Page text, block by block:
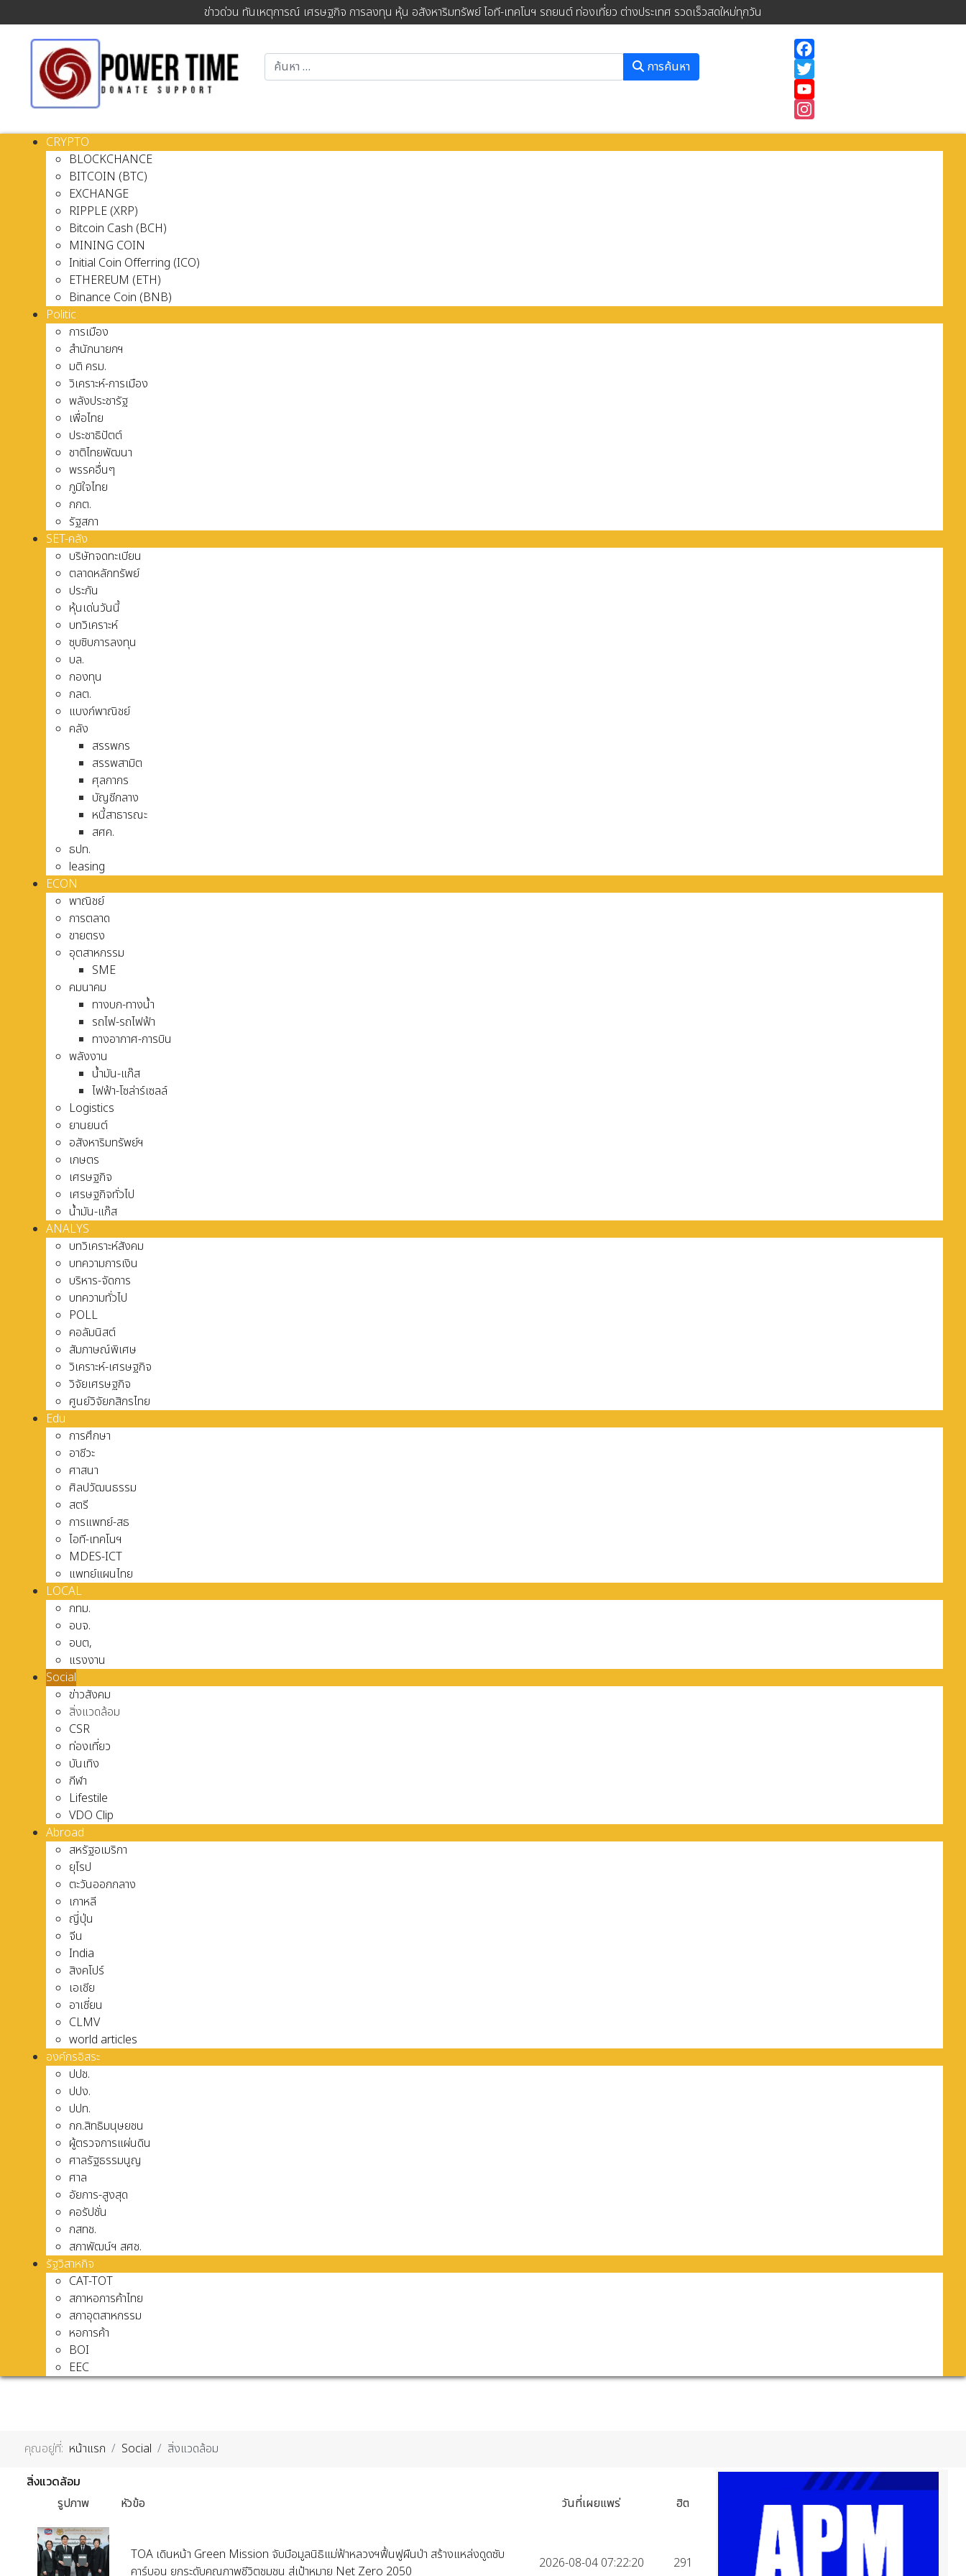
ข่าวด่วน ทันเหตุการณ์ เศรษฐกิจ การลงทุน หุ้น อสังหาริมทรัพย์ ไอที-เทคโนฯ รถยนต์ ท่องเที่ยว ต่างประเทศ รวดเร็วสดใหม่ทุกวัน
การค้นหา
Instagram
CRYPTO
BLOCKCHANCE
BITCOIN (BTC)
EXCHANGE
RIPPLE (XRP)
Bitcoin Cash (BCH)
MINING COIN
Initial Coin Offerring (ICO)
ETHEREUM (ETH)
Binance Coin (BNB)
Politic
การเมือง
สำนักนายกฯ
มติ ครม.
วิเคราะห์-การเมือง
พลังประชารัฐ
เพื่อไทย
ประชาธิปัตต์
ชาติไทยพัฒนา
พรรคอื่นๆ
ภูมิใจไทย
กกต.
รัฐสภา
SET-คลัง
บริษัทจดทะเบียน
ตลาดหลักทรัพย์
ประกัน
หุ้นเด่นวันนี้
บทวิเคราะห์
ซุบซิบการลงทุน
บล.
กองทุน
กลต.
แบงก์พาณิชย์
คลัง
สรรพกร
สรรพสามิต
ศุลกากร
บัญชีกลาง
หนี้สาธารณะ
สศค.
ธปท.
leasing
ECON
พาณิชย์
การตลาด
ขายตรง
อุตสาหกรรม
SME
คมนาคม
ทางบก-ทางน้ำ
รถไฟ-รถไฟฟ้า
ทางอากาศ-การบิน
พลังงาน
น้ำมัน-แก๊ส
ไฟฟ้า-โซล่าร์เซลล์
Logistics
ยานยนต์
อสังหาริมทรัพย์ฯ
เกษตร
เศรษฐกิจ
เศรษฐกิจทั่วไป
น้ำมัน-แก๊ส
ANALYS
บทวิเคราะห์สังคม
บทความการเงิน
บริหาร-จัดการ
บทความทั่วไป
POLL
คอลัมนิสต์
สัมภาษณ์พิเศษ
วิเคราะห์-เศรษฐกิจ
วิจัยเศรษฐกิจ
ศูนย์วิจัยกสิกรไทย
Edu
การศึกษา
อาชีวะ
ศาสนา
ศิลปวัฒนธรรม
สตรี
การแพทย์-สธ
ไอที-เทคโนฯ
MDES-ICT
แพทย์แผนไทย
LOCAL
กทม.
อบจ.
อบต,
แรงงาน
Social
ข่าวสังคม
สิ่งแวดล้อม
CSR
ท่องเที่ยว
บันเทิง
กีฬา
Lifestile
VDO Clip
Abroad
สหรัฐอเมริกา
ยุโรป
ตะวันออกกลาง
เกาหลี
ญี่ปุ่น
จีน
India
สิงคโปร์
เอเชีย
อาเชี่ยน
CLMV
world articles
องค์กรอิสระ
ปปช.
ปปง.
ปปท.
กก.สิทธิมนุษยชน
ผู้ตรวจการแผ่นดิน
ศาลรัฐธรรมนูญ
ศาล
อัยการ-สูงสุด
คอรัปชั่น
กสทช.
สภาพัฒน์ฯ สศช.
รัฐวิสาหกิจ
CAT-TOT
สภาหอการค้าไทย
สภาอุตสาหกรรม
หอการค้า
BOI
EEC
คุณอยู่ที่: หน้าแรก Social
สิ่งแวดล้อม
สิ่งแวดล้อม
รูปภาพ
หัวข้อ วันที่เผยแพร่ ฮิต
TOA เดินหน้า Green Mission จับมือมูลนิธิแม่ฟ้าหลวงฯฟื้นฟูผืนป่า สร้างแหล่งดูดซับ
คาร์บอน ยกระดับคุณภาพชีวิตชุมชน สู่เป้าหมาย Net Zero 2050
2026-08-04 07:22:20 291